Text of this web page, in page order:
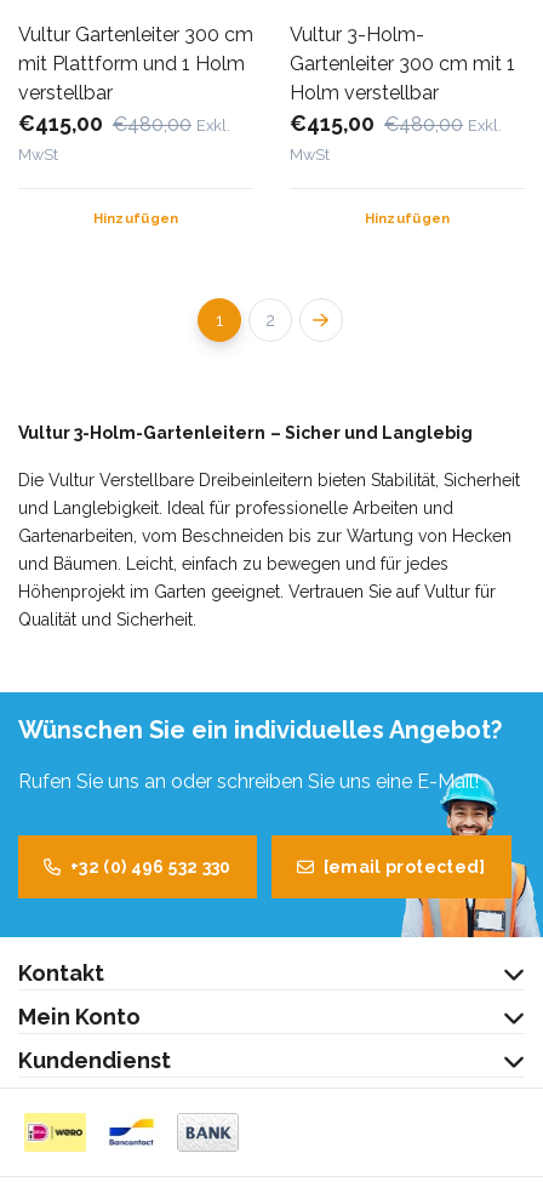
Vultur Gartenleiter 300 cm
mit Plattform und 1 Holm
verstellbar
€415,00 €480,00 Exkl.
MwSt
Hinzufügen
Vultur 3-Holm-
Gartenleiter 300 cm mit 1
Holm verstellbar
€415,00 €480,00 Exkl.
MwSt
Hinzufügen
1 2
Vultur 3-Holm-Gartenleitern – Sicher und Langlebig
Die Vultur Verstellbare Dreibeinleitern bieten Stabilität, Sicherheit
und Langlebigkeit. Ideal für professionelle Arbeiten und
Gartenarbeiten, vom Beschneiden bis zur Wartung von Hecken
und Bäumen. Leicht, einfach zu bewegen und für jedes
Höhenprojekt im Garten geeignet. Vertrauen Sie auf Vultur für
Qualität und Sicherheit.
Wünschen Sie ein individuelles Angebot?
Rufen Sie uns an oder schreiben Sie uns eine E-Mail!
+32 (0) 496 532 330 [email protected]
Kontakt
Mein Konto
Kundendienst